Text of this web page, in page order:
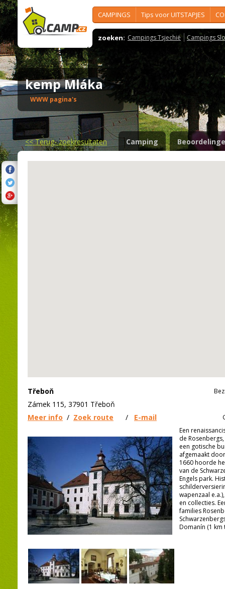
CAMPINGS Tips voor UITSTAPJES
zoeken: Campings Tsjechië Campings
kemp Mláka
WWW pagina's
<<Terug- zoekresultaten Camping
Třeboň
Zámek 115, 37901 Třeboň
Meer info / Zoek route / E-mail
Een
de
een gotische
afgemaakt
1660 hoorde
van de
Engels park.
wapenzaal
en collecties.
families
Domanín (1 km